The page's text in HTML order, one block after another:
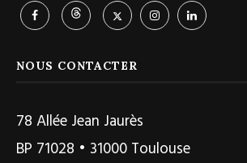
NOUS CONTACTER
78 Allée Jean Jaurès
BP 71028 • 31000 Toulouse